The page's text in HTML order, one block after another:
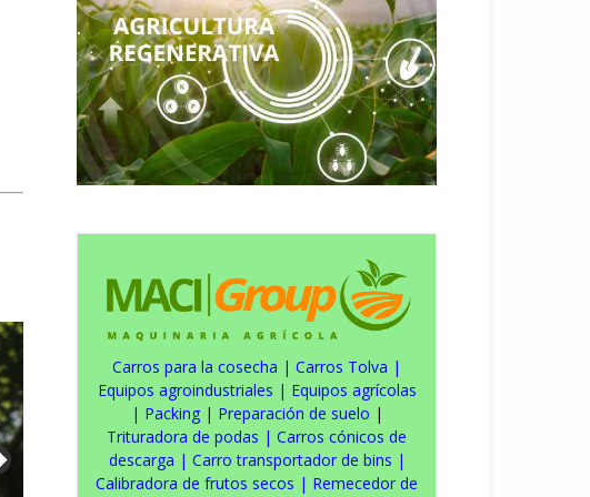
Carros para la cosecha | Carros Tolva |
Equipos agroindustriales | Equipos agrícolas
| Packing| Preparación de suelo |
Trituradora de podas | Carros cónicos de
descarga | Carro transportador de bins |
Calibradora de frutos secos | Remecedor de